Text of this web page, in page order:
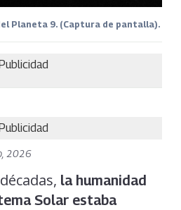
Planeta 9. (Captura de pantalla).
2026
la humanidad
Solar estaba